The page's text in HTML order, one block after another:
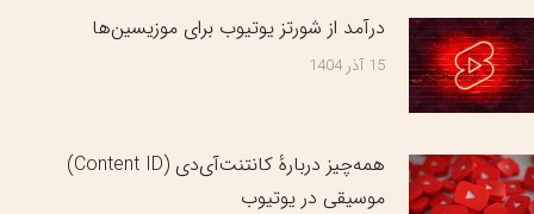
درآمد از شورتز یوتیوب برای موزیسین‌ها
15 آذر 1404
همه‌چیز دربارهٔ کانتنت‌آی‌دی (Content ID)
موسیقی در یوتیوب